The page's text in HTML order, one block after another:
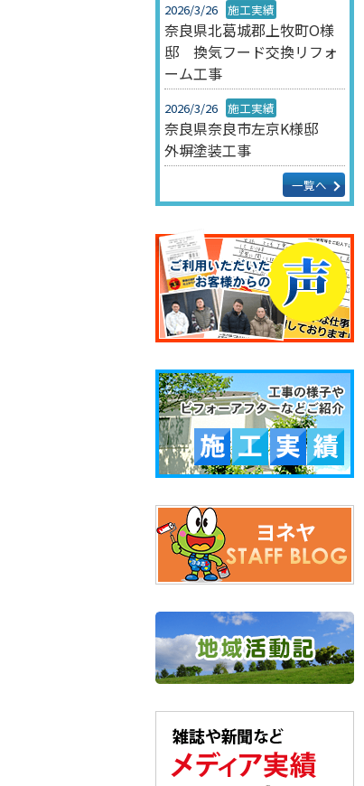
2026/3/26 施工実績
奈良県北葛城郡上牧町O様
邸 換気フード交換リフォ
ーム工事
2026/3/26 施工実績
奈良県奈良市左京K様邸
外塀塗装工事
一覧へ